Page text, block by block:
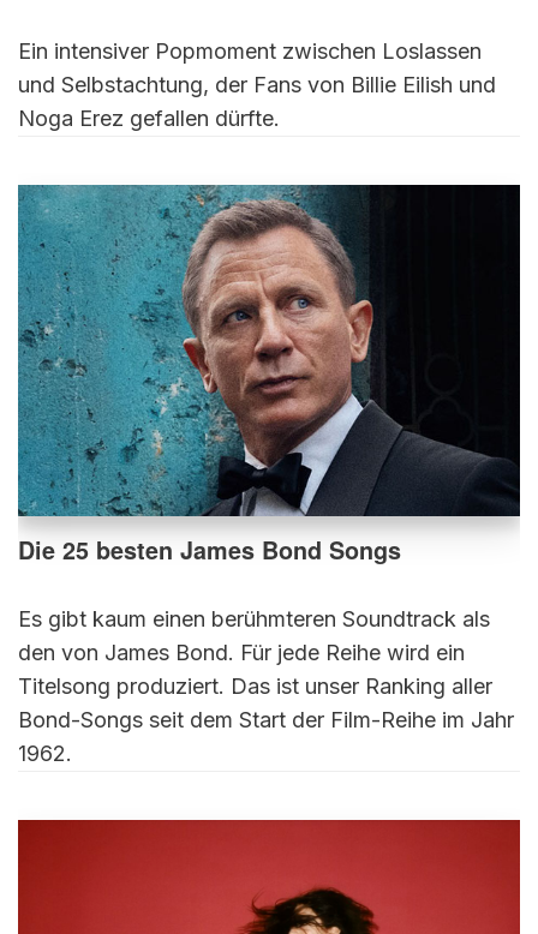
Ein intensiver Popmoment zwischen Loslassen
und Selbstachtung, der Fans von Billie Eilish und
Noga Erez gefallen dürfte.
Die 25 besten James Bond Songs
Es gibt kaum einen berühmteren Soundtrack als
den von James Bond. Für jede Reihe wird ein
Titelsong produziert. Das ist unser Ranking aller
Bond-Songs seit dem Start der Film-Reihe im Jahr
1962.